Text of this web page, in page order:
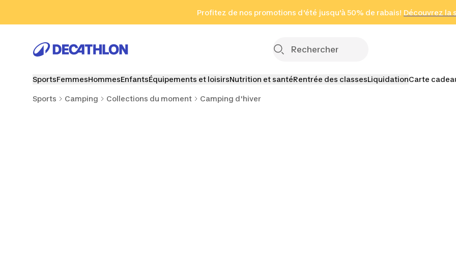
Aller au pied de page
Profitez de nos promotions d'été jusqu'à 50% de rabais! Découvrez la
Cliquez ici
en seulement 2
(Zones sélectionnées)
SportsFemmesHommesEnfantsÉquipements et loisirsNutrition et santéRentrée des classesLiquidationCarte
Sports Camping Collections du moment Camping d'hiver